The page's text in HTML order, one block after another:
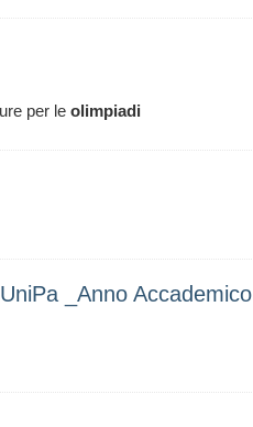
per le olimpiadi
_Anno Accademico